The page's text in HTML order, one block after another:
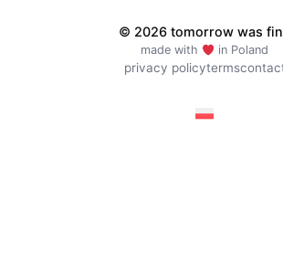
© 2026 tomorrow was
made with in Poland
privacy policyterms